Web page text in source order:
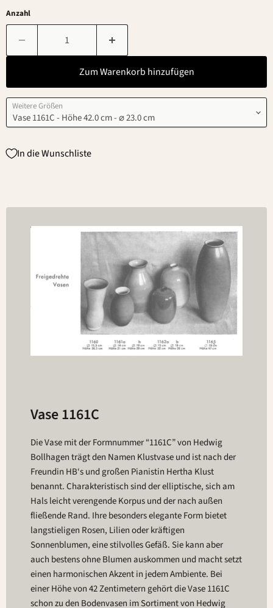
Anzahl
Zum Warenkorb hinzufügen
Weitere Größen
In die Wunschliste
Vase 1161C
Die Vase mit der Formnummer “1161C” von Hedwig
Bollhagen trägt den Namen Klustvase und ist nach der
Freundin HB‘s und großen Pianistin Hertha Klust
benannt. Charakteristisch sind der elliptische, sich am
Hals leicht verengende Korpus und der nach außen
fließende Rand. Ihre besonders elegante Form bietet
langstieligen Rosen, Lilien oder kräftigen
Sonnenblumen, eine stilvolles Gefäß. Sie kann aber
auch bestens ohne Blumen auskommen und macht setzt
einen harmonischen Akzent in jedem Ambiente. Bei
einer Höhe von 42 Zentimetern gehört die Vase 1161C
schon zu den Bodenvasen im Sortiment von Hedwig